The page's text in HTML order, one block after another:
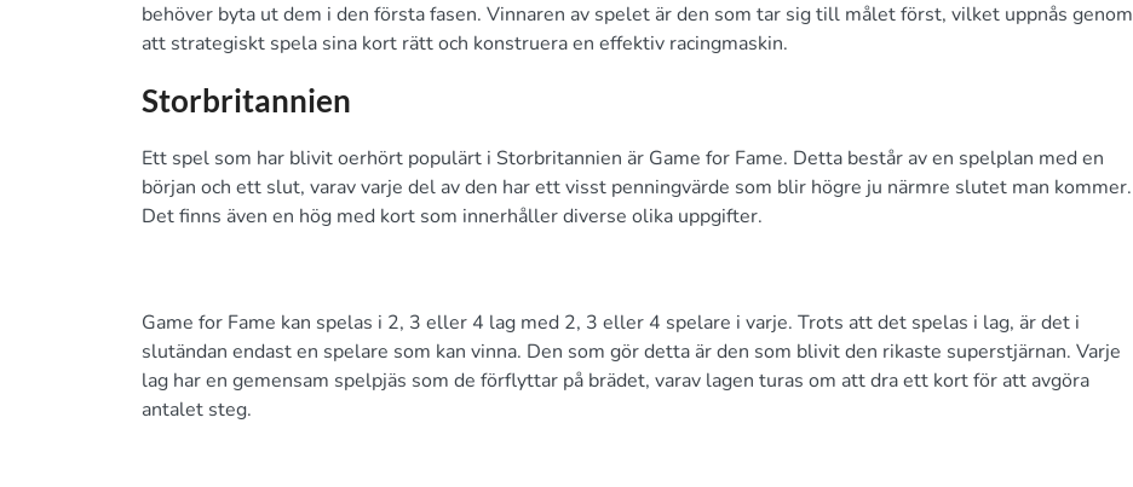
behöver byta ut dem i den första fasen. Vinnaren av spelet är den som tar sig till målet först, vilket uppnås genom
att strategiskt spela sina kort rätt och konstruera en effektiv racingmaskin.
Storbritannien
Ett spel som har blivit oerhört populärt i Storbritannien är Game for Fame. Detta består av en spelplan med en
början och ett slut, varav varje del av den har ett visst penningvärde som blir högre ju närmre slutet man kommer.
Det finns även en hög med kort som innerhåller diverse olika uppgifter.
Game for Fame kan spelas i 2, 3 eller 4 lag med 2, 3 eller 4 spelare i varje. Trots att det spelas i lag, är det i
slutändan endast en spelare som kan vinna. Den som gör detta är den som blivit den rikaste superstjärnan. Varje
lag har en gemensam spelpjäs som de förflyttar på brädet, varav lagen turas om att dra ett kort för att avgöra
antalet steg.